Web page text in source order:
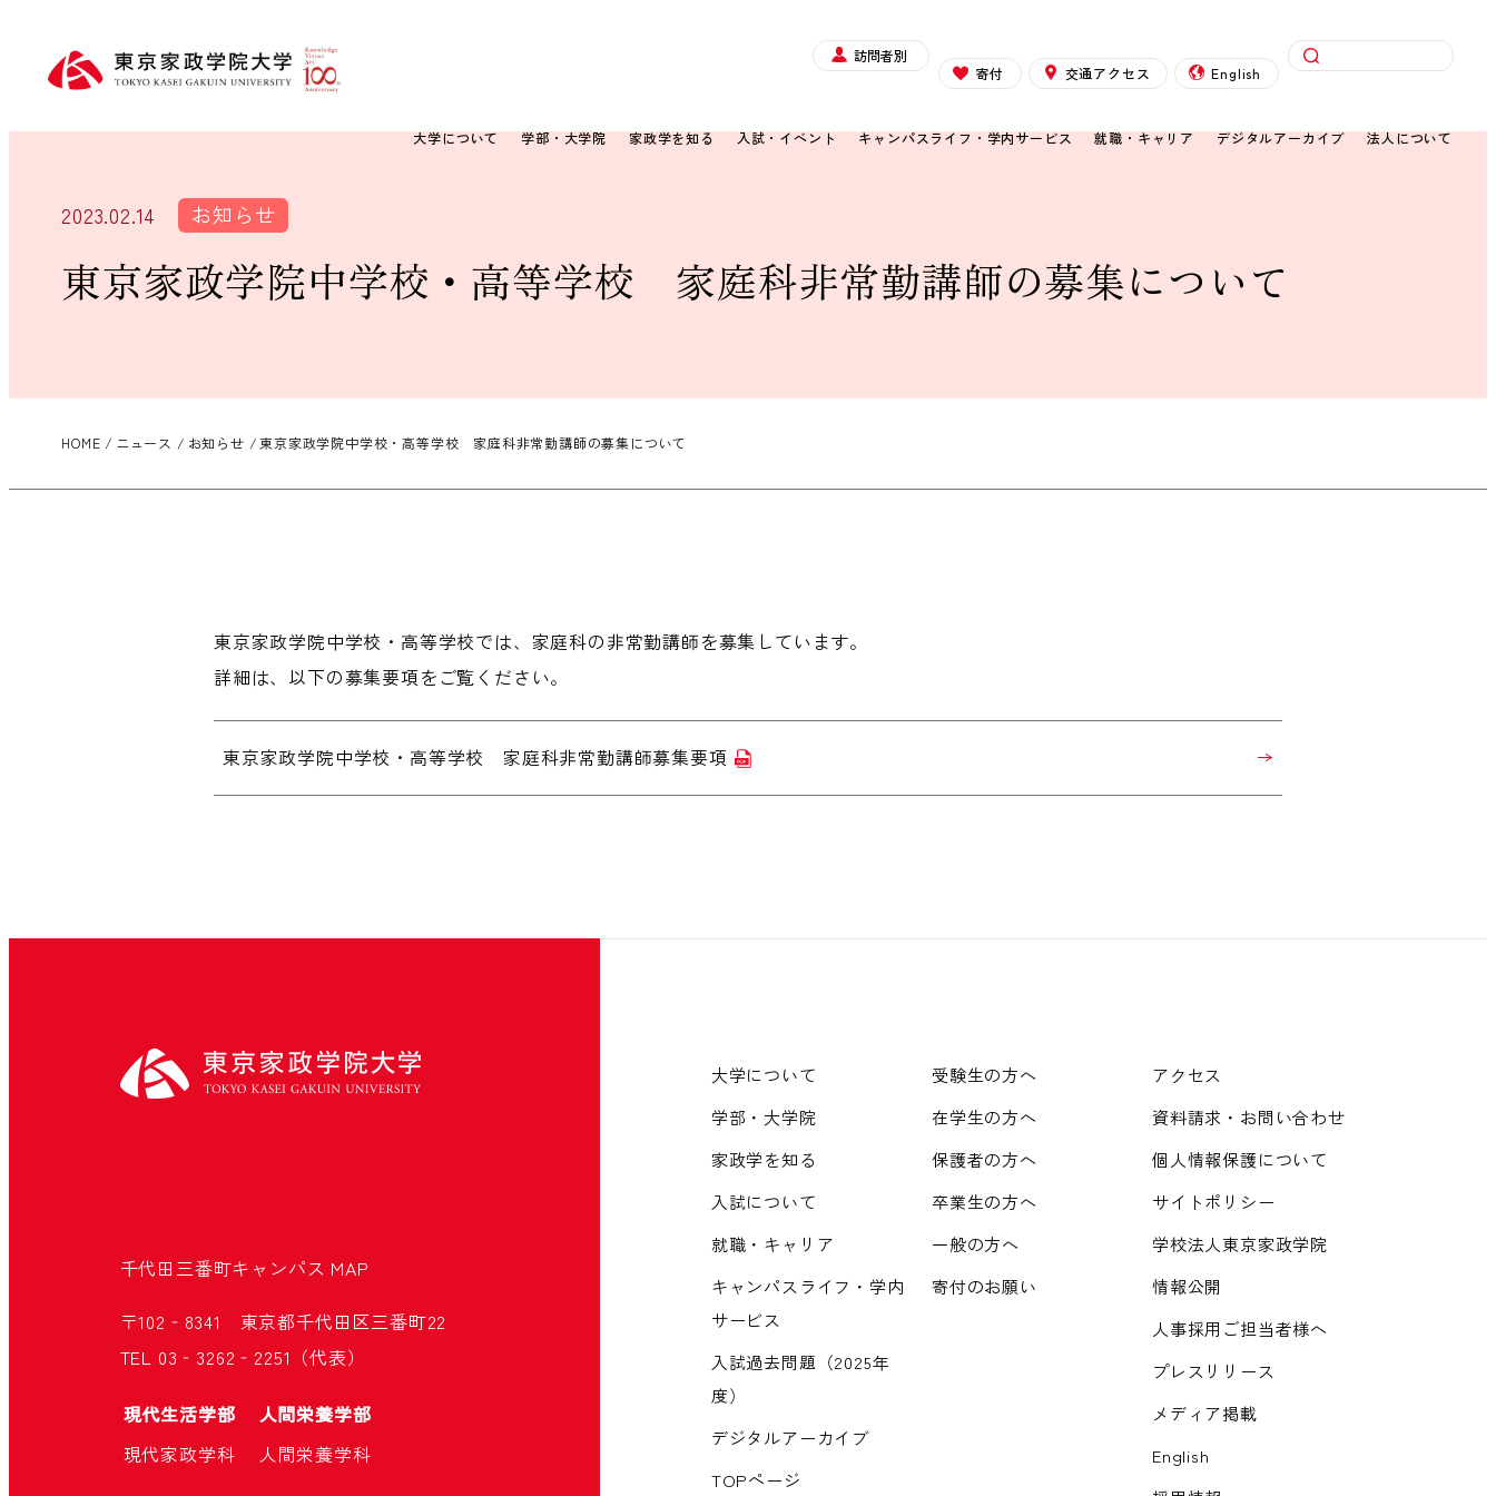
訪問者別
寄付
交通アクセス English 検索
大学について 学部・大学院 家政学を知る 入試・イベント キャンパスライフ・学内サービス 就職・キャリア デジタルアーカイブ 法人について
2023.02.14 お知らせ
東京家政学院中学校・高等学校 家庭科非常勤講師の募集について
HOME ニュース お知らせ 東京家政学院中学校・高等学校 家庭科非常勤講師の募集について
東京家政学院中学校・高等学校では、家庭科の非常勤講師を募集しています。
詳細は、以下の募集要項をご覧ください。
東京家政学院中学校・高等学校 家庭科非常勤講師募集要項
千代田三番町キャンパス MAP
〒102‐8341 東京都千代田区三番町22
TEL 03‐3262‐2251（代表）
現代生活学部
人間栄養学部
現代家政学科
人間栄養学科
大学について
学部・大学院
家政学を知る
入試について
就職・キャリア
キャンパスライフ・学内
サービス
入試過去問題（2025年
度）
デジタルアーカイブ
TOPページ
受験生の方へ
在学生の方へ
保護者の方へ
卒業生の方へ
一般の方へ
寄付のお願い
アクセス
資料請求・お問い合わせ
個人情報保護について
サイトポリシー
学校法人東京家政学院
情報公開
人事採用ご担当者様へ
プレスリリース
メディア掲載
English